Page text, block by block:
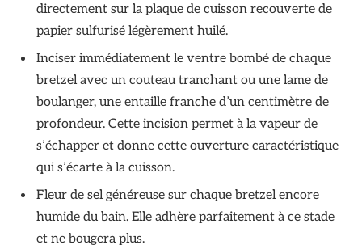
directement sur la plaque de cuisson recouverte de
papier sulfurisé légèrement huilé.
Inciser immédiatement le ventre bombé de chaque
bretzel avec un couteau tranchant ou une lame de
boulanger, une entaille franche d’un centimètre de
profondeur. Cette incision permet à la vapeur de
s’échapper et donne cette ouverture caractéristique
qui s’écarte à la cuisson.
Fleur de sel généreuse sur chaque bretzel encore
humide du bain. Elle adhère parfaitement à ce stade
et ne bougera plus.